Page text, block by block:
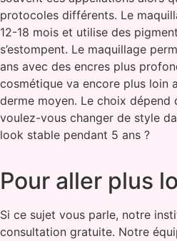
protocoles différents. Le
12-18 mois et utilise des
s’estompent. Le maquillage
ans avec des encres plus
cosmétique va encore plus loin
derme moyen. Le choix
voulez-vous changer de style
look stable pendant 5 ans ?
Pour aller plus
Si ce sujet vous parle, notre
consultation gratuite. Notre